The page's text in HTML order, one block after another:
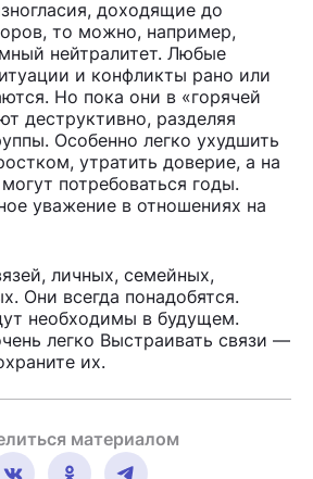
доходящие до
то можно, например,
нейтралитет. Любые
и конфликты рано или
Но пока они в «горячей
деструктивно, разделяя
Особенно легко ухудшить
утратить доверие, а на
потребоваться годы.
уважение в отношениях на
личных, семейных,
Они всегда понадобятся.
необходимы в будущем.
легко Выстраивать связи —
их.
материалом